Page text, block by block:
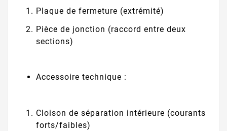
Plaque de fermeture (extrémité)
Pièce de jonction (raccord entre deux
sections)
Accessoire technique :
Cloison de séparation intérieure (courants
forts/faibles)